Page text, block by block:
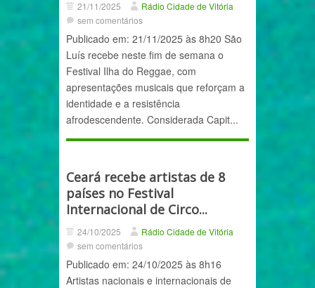
21/11/2025
Rádio Cidade de Vitória
sem comentários
Publicado em: 21/11/2025 às 8h20 São
Luís recebe neste fim de semana o
Festival Ilha do Reggae, com
apresentações musicais que reforçam a
identidade e a resistência
afrodescendente. Considerada Capit...
Ceará recebe artistas de 8
países no Festival
Internacional de Circo...
24/10/2025
Rádio Cidade de Vitória
sem comentários
Publicado em: 24/10/2025 às 8h16
Artistas nacionais e internacionais de